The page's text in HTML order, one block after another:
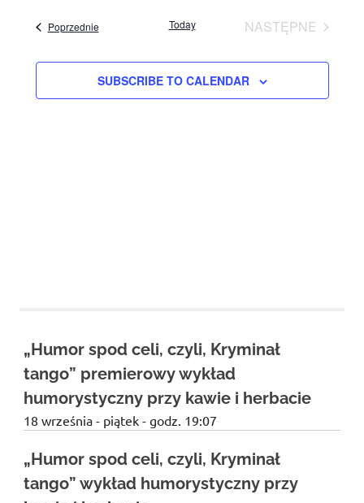
zaprasza
widzów
PoprzednieEvents Today
NASTĘPNE
SUBSCRIBE TO CALENDAR
„Humor spod celi, czyli, Kryminał
tango” premierowy wykład
humorystyczny przy kawie i herbacie
18 września - piątek - godz. 19:07
„Humor spod celi, czyli, Kryminał
tango” wykład humorystyczny przy